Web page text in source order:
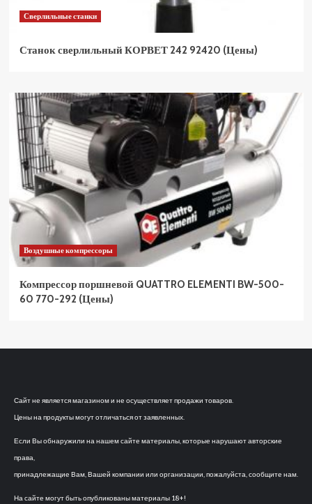
Сверлильные станки
Станок сверлильный КОРВЕТ 242 92420 (Цены)
Воздушные компрессоры
Компрессор поршневой QUATTRO ELEMENTI BW-500-
60 770-292 (Цены)
Сайт не является магазином и не осуществляет продажи товаров.
Цены на продукты могут отличаться от заявленных.
Если Вы обнаружили на нашем сайте материалы, которые нарушают авторские
права,
принадлежащие Вам, Вашей компании или организации, пожалуйста, сообщите нам.
На сайте могут быть опубликованы материалы 18+!